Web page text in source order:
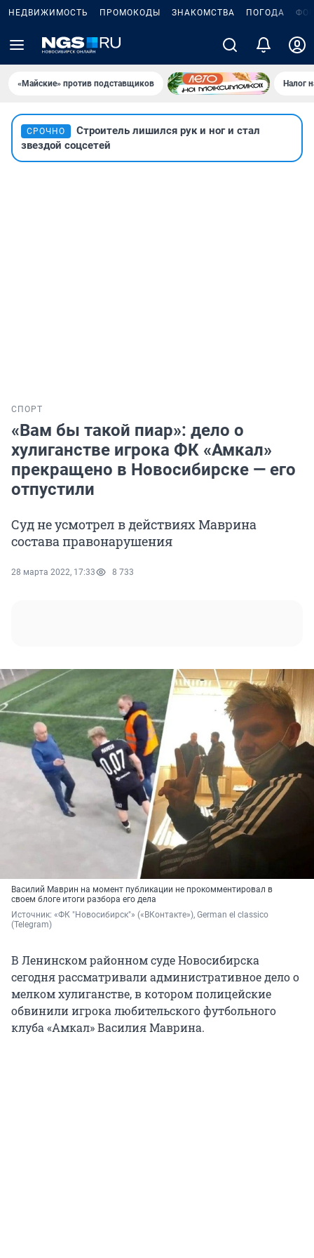
НЕДВИЖИМОСТЬ ПРОМОКОДЫ ЗНАКОМСТВА ПОГОДА
«Майские» против подставщиков Налог
СРОЧНО
Строитель лишился рук и ног и стал
звездой соцсетей
СПОРТ
«Вам бы такой пиар»: дело о
хулиганстве игрока ФК «Амкал»
прекращено в Новосибирске — его
отпустили
Суд не усмотрел в действиях Маврина
состава правонарушения
28 марта 2022, 17:33 8 733
Василий Маврин на момент публикации не прокомментировал в
своем блоге итоги разбора его дела
Источник: «ФК "Новосибирск"» («ВКонтакте»), German el classico
(Telegram)
В Ленинском районном суде Новосибирска
сегодня рассматривали административное дело о
мелком хулиганстве, в котором полицейские
обвинили игрока любительского футбольного
клуба «Амкал» Василия Маврина.